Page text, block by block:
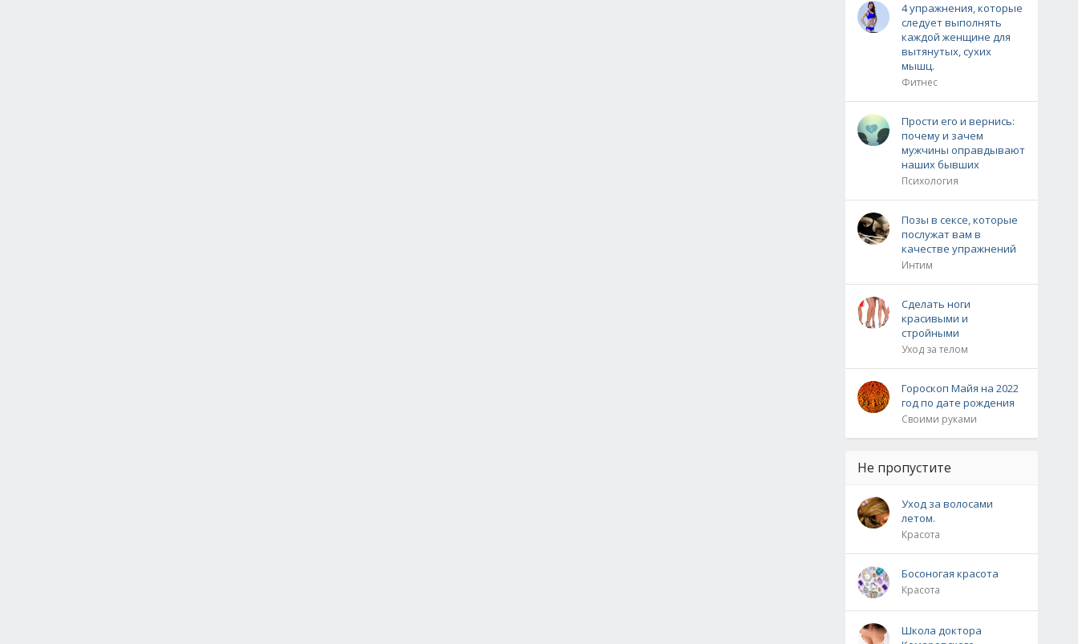
4 упражнения, которые
следует выполнять
каждой женщине для
вытянутых, сухих
мышц.
Фитнес
Прости его и вернись:
почему и зачем
мужчины оправдывают
наших бывших
Психология
Позы в сексе, которые
послужат вам в
качестве упражнений
Интим
Сделать ноги
красивыми и
стройными
Уход за телом
Гороскоп Майя на 2022
год по дате рождения
Своими руками
Не пропустите
Уход за волосами
летом.
Красота
Босоногая красота
Красота
Школа доктора